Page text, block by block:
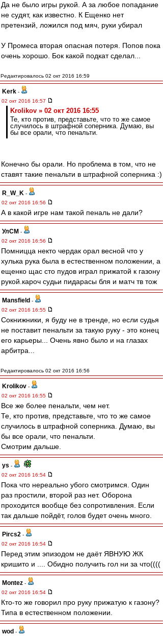
Да не было игры рукой. А за любое попадание
не судят, как известно. К Ещенко нет
претензий, ложился под мяч, руки убирал
У Промеса вторая опасная потеря. Попов пока
очень хорошо. Бок какой подкат сделал...
Редактировалось 02 окт 2016 16:59
Kerk -
02 окт 2016 16:57
Krolikov » 02 окт 2016 16:55
Те, кто против, представьте, что то же самое
случилось в штрафной соперника. Думаю, вы
бы все орали, что пенальти.
Конечно бы орали. Но проблема в том, что не
ставят такие пенальти в штрафной соперника :)
R_W_K -
02 окт 2016 16:56
А в какой игре нам такой пеналь не дали?
УлСМ -
02 окт 2016 16:56
Помницца некто чердак орал весной что у
хулька рука была в естественном положении, а
ещенко щас сто пудов играл прижатой к газону
рукой.кароч судьи пидарасы бля и матч тв тож
Mansfield -
02 окт 2016 16:55
Сокнижники, я буду не в тренде, но если судья
не поставит пенальти за такую руку - это конец
его карьеры... Очень явно было и на глазах
арбитра...
Редактировалось 02 окт 2016 16:56
Krolikov -
02 окт 2016 16:55
Все же более пенальти, чем нет.
Те, кто против, представьте, что то же самое
случилось в штрафной соперника. Думаю, вы
бы все орали, что пенальти.
Смотрим дальше.
ys -
02 окт 2016 16:54
Пока что нереально убого смотримся. Один
раз простили, второй раз нет. Оборона
проходится вообще без сопротивления. Если
так дальше пойдёт, голов будет очень много.
Pircs2 -
02 окт 2016 16:54
Перед этим эпизодом не даёт ЯВНУЮ ЖК
кришито и .... Обидно получить гол ни за что((((
Montez -
02 окт 2016 16:54
Кто-то же говорил про руку прижатую к газону?
Типа в естественном положении.
wod -